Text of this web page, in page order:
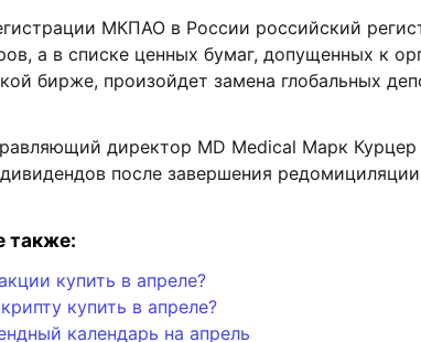
МКПАО в России российский
а в списке ценных бумаг, допущенных к
бирже, произойдет замена глобальных
директор MD Medical Марк Курцер
после завершения
также:
купить в апреле?
купить в апреле?
календарь на апрель